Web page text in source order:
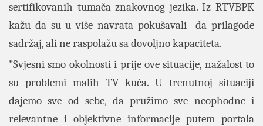
sertifikovanih tumača znakovnog jezika. Iz RTVBPK
kažu da su u više navrata pokušavali da prilagode
sadržaj, ali ne raspolažu sa dovoljno kapaciteta.
"Svjesni smo okolnosti i prije ove situacije, nažalost to
su problemi malih TV kuća. U trenutnoj situaciji
dajemo sve od sebe, da pružimo sve neophodne i
relevantne i objektivne informacije putem portala